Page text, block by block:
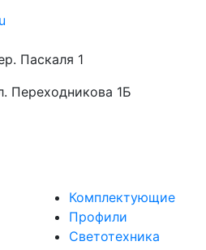
Паскаля 1
Переходникова 1Б
Комплектующие
Профили
Светотехника